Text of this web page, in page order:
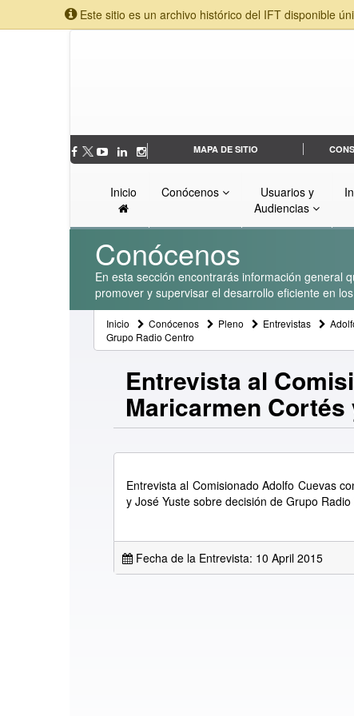
Este sitio es un archivo histórico del IFT disponible
MAPA DE SITIO
Inicio Conócenos
Usuarios y
Audiencias
Conócenos
En esta sección encontrarás información general
promover y supervisar el desarrollo eficiente en
Inicio Conócenos Pleno Entrevistas
Grupo Radio Centro
Entrevista al
Maricarmen
Entrevista al Comisionado Adolfo Cuevas
y José Yuste sobre decisión de Grupo Radio
Fecha de la Entrevista: 10 April 2015